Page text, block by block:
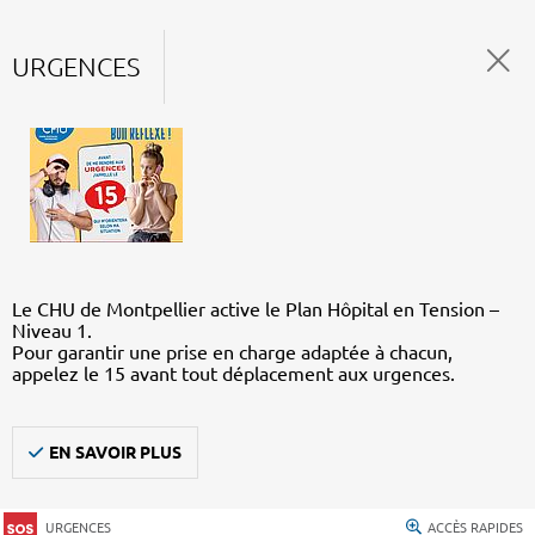
URGENCES
Le CHU de Montpellier active le Plan Hôpital en Tension –
Niveau 1.
Pour garantir une prise en charge adaptée à chacun,
appelez le 15 avant tout déplacement aux urgences.
EN SAVOIR PLUS
URGENCES ACCÈS RAPIDES